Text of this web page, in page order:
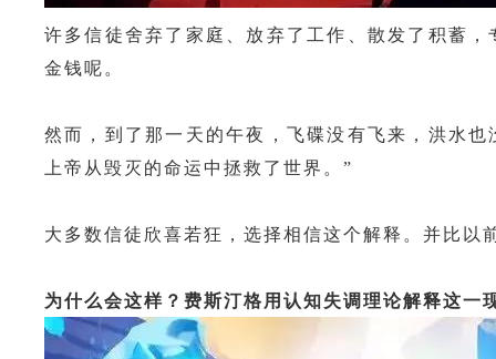
许多信徒舍弃了家庭、放弃了工作、散发了积蓄
金钱呢。
然而，到了那一天的午夜，飞碟没有飞来，洪水
上帝从毁灭的命运中拯救了世界。”
大多数信徒欣喜若狂，选择相信这个解释。并比以
为什么会这样？ 费斯汀格用认知失调理论解释这一